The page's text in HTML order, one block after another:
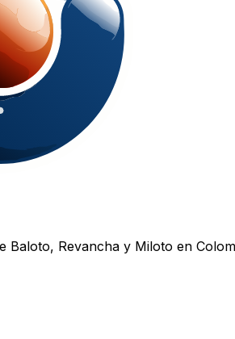
Baloto, Revancha y Miloto en